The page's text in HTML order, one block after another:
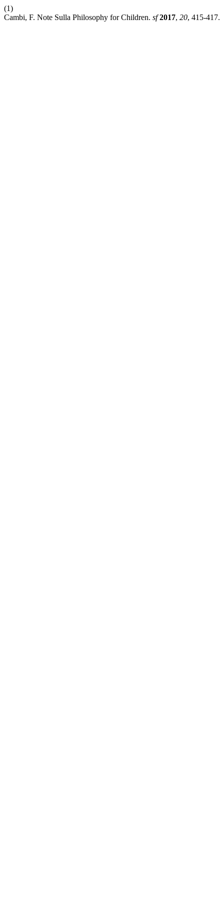
(1)
Cambi, F. Note Sulla Philosophy for Children. sf 2017, 20, 415-417.